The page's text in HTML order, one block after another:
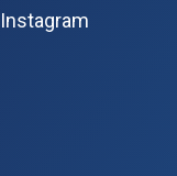
Instagram